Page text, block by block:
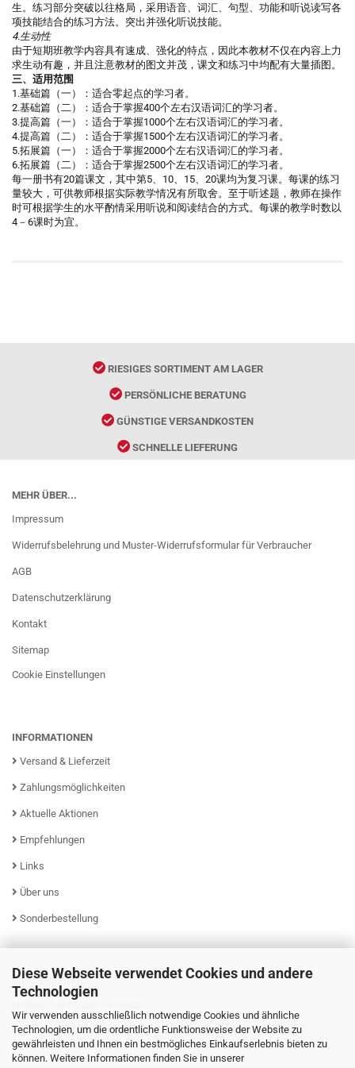
Diese Webseite verwendet Cookies und andere
Technologien
Wir verwenden ausschließlich notwendige Cookies und ähnliche
Technologien, um die ordentliche Funktionsweise der Website zu
gewährleisten und Ihnen ein bestmögliches Einkaufserlebnis bieten zu
können. Weitere Informationen finden Sie in unserer
生。练习部分突破以往格局，采用语音、词汇、句型、功能和听说读写各
项技能结合的练习方法。突出并强化听说技能。
4.生动性
由于短期班教学内容具有速成、强化的特点，因此本教材不仅在内容上力
求生动有趣，并且注意教材的图文并茂，课文和练习中均配有大量插图。
三、适用范围
1.基础篇（一）：适合零起点的学习者。
2.基础篇（二）：适合于掌握400个左右汉语词汇的学习者。
3.提高篇（一）：适合于掌握1000个左右汉语词汇的学习者。
4.提高篇（二）：适合于掌握1500个左右汉语词汇的学习者。
5.拓展篇（一）：适合于掌握2000个左右汉语词汇的学习者。
6.拓展篇（二）：适合于掌握2500个左右汉语词汇的学习者。
每一册书有20篇课文，其中第5、10、15、20课均为复习课。每课的练习
量较大，可供教师根据实际教学情况有所取舍。至于听述题，教师在操作
时可根据学生的水平酌情采用听说和阅读结合的方式。每课的教学时数以
4－6课时为宜。
RIESIGES SORTIMENT AM LAGER
PERSÖNLICHE BERATUNG
GÜNSTIGE VERSANDKOSTEN
SCHNELLE LIEFERUNG
MEHR ÜBER...
Impressum
Widerrufsbelehrung und Muster-Widerrufsformular für Verbraucher
AGB
Datenschutzerklärung
Kontakt
Sitemap
Cookie Einstellungen
INFORMATIONEN
Versand & Lieferzeit
Zahlungsmöglichkeiten
Aktuelle Aktionen
Empfehlungen
Links
Über uns
Sonderbestellung
KUNDENSERVICE
Mo - Fr von 08:00 - 16:00 Uhr